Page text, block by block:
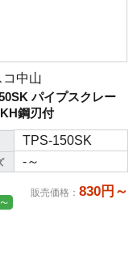
コ中山
パイプスクレー
鋼刃付
TPS-150SK
-～
販売価格 ： 830円～